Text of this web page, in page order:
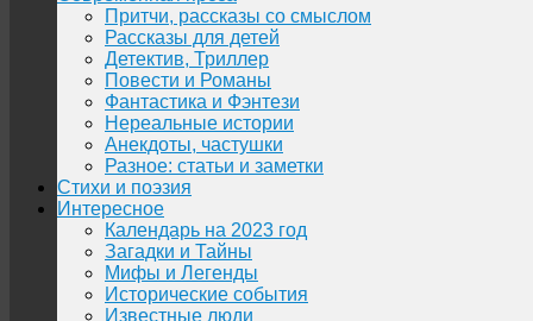
Притчи, рассказы со смыслом
Рассказы для детей
Детектив, Триллер
Повести и Романы
Фантастика и Фэнтези
Нереальные истории
Анекдоты, частушки
Разное: статьи и заметки
Стихи и поэзия
Интересное
Календарь на 2023 год
Загадки и Тайны
Мифы и Легенды
Исторические события
Известные люди